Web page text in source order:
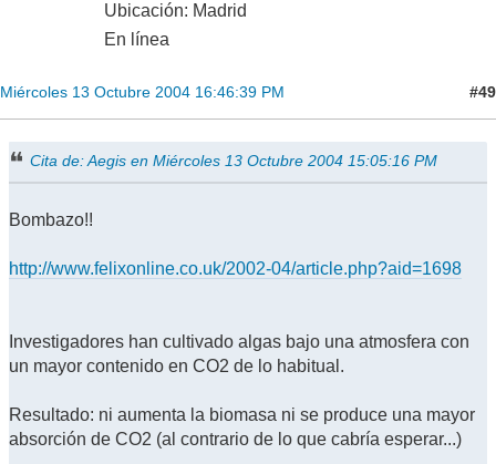
Ubicación: Madrid
En línea
Miércoles 13 Octubre 2004 16:46:39 PM #49
Cita de: Aegis en Miércoles 13 Octubre 2004 15:05:16 PM
Bombazo!!
http://www.felixonline.co.uk/2002-04/article.php?aid=1698
Investigadores han cultivado algas bajo una atmosfera con
un mayor contenido en CO2 de lo habitual.
Resultado: ni aumenta la biomasa ni se produce una mayor
absorción de CO2 (al contrario de lo que cabría esperar...)